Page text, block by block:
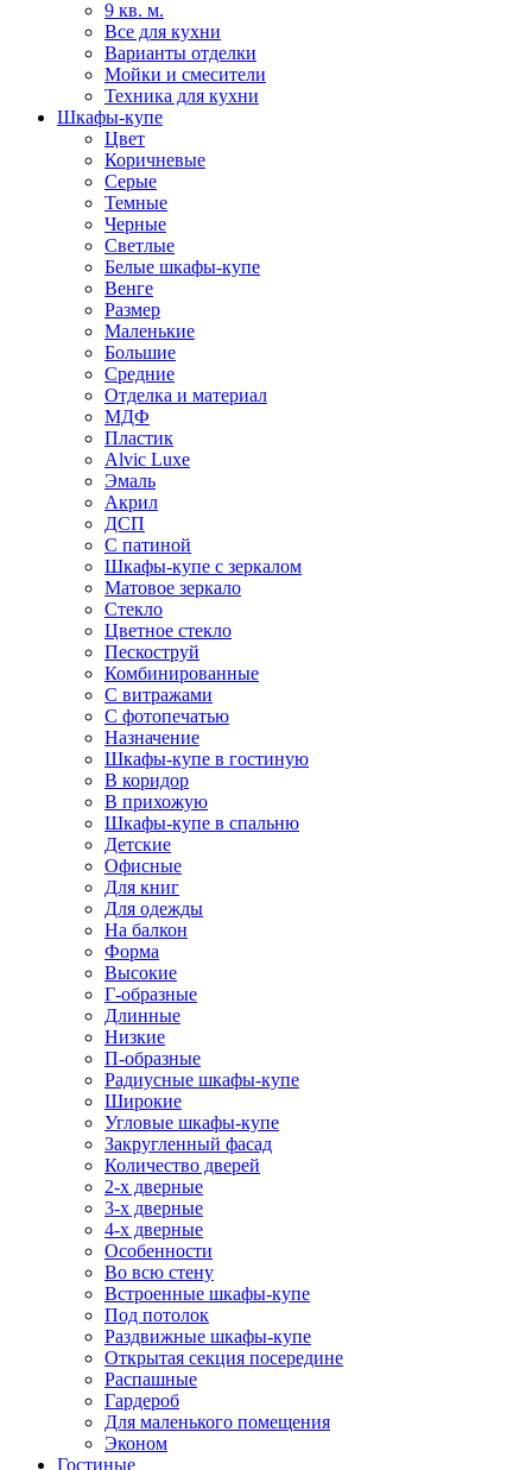
9 кв. м.
Все для кухни
Варианты отделки
Мойки и смесители
Техника для кухни
Шкафы-купе
Цвет
Коричневые
Серые
Темные
Черные
Светлые
Белые шкафы-купе
Венге
Размер
Маленькие
Большие
Средние
Отделка и материал
МДФ
Пластик
Alvic Luxe
Эмаль
Акрил
ДСП
С патиной
Шкафы-купе с зеркалом
Матовое зеркало
Стекло
Цветное стекло
Пескоструй
Комбинированные
С витражами
С фотопечатью
Назначение
Шкафы-купе в гостиную
В коридор
В прихожую
Шкафы-купе в спальню
Детские
Офисные
Для книг
Для одежды
На балкон
Форма
Высокие
Г-образные
Длинные
Низкие
П-образные
Радиусные шкафы-купе
Широкие
Угловые шкафы-купе
Закругленный фасад
Количество дверей
2-х дверные
3-х дверные
4-х дверные
Особенности
Во всю стену
Встроенные шкафы-купе
Под потолок
Раздвижные шкафы-купе
Открытая секция посередине
Распашные
Гардероб
Для маленького помещения
Эконом
Гостиные